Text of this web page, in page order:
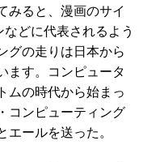
みると、漫画のサイ
どに代表されるよう
グの走りは日本から
ます。コンピュータ
ムの時代から始まっ
コンピューティング
ールを送った。